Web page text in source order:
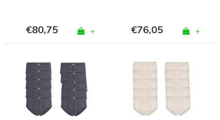
€80,75 + €76,05 +